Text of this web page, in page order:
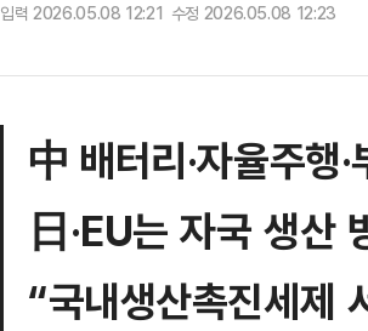
입력 2026.05.08 12:21 수정 2026.05.08 12:23
中 배터리·자율주행
日·EU는 자국 생산
“국내생산촉진세제